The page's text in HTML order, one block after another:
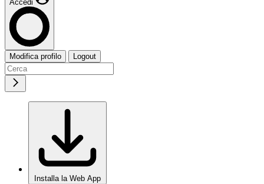
Accedi
Modifica profilo Logout
Installa la Web App